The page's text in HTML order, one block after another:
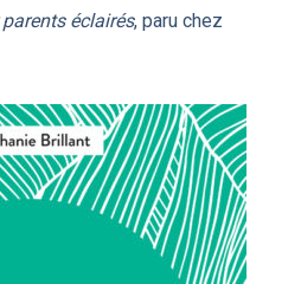
éclairés, paru chez